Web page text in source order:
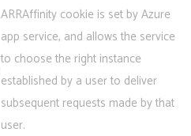
ARRAffinity cookie is set by Azure
app service, and allows the service
to choose the right instance
established by a user to deliver
subsequent requests made by that
user.